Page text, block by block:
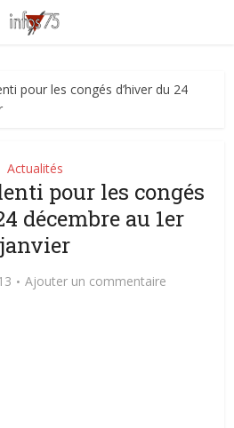
pour les congés d’hiver du 24
Actualités
pour les congés
décembre au 1er
janvier
Ajouter un commentaire